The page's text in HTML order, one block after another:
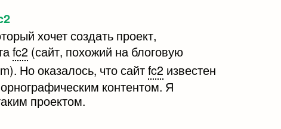
хочет создать проект,
fc2 (сайт, похожий на блоговую
Но оказалось, что сайтfc2 известен
контентом. Я
проектом.